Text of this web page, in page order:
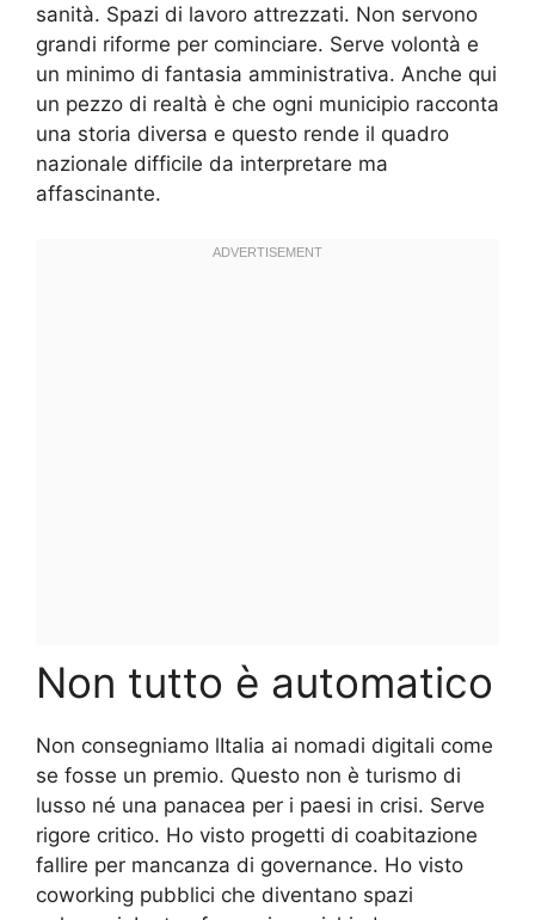
sanità. Spazi di lavoro attrezzati. Non servono
grandi riforme per cominciare. Serve volontà e
un minimo di fantasia amministrativa. Anche qui
un pezzo di realtà è che ogni municipio racconta
una storia diversa e questo rende il quadro
nazionale difficile da interpretare ma
affascinante.
Non tutto è automatico
Non consegniamo lItalia ai nomadi digitali come
se fosse un premio. Questo non è turismo di
lusso né una panacea per i paesi in crisi. Serve
rigore critico. Ho visto progetti di coabitazione
fallire per mancanza di governance. Ho visto
coworking pubblici che diventano spazi